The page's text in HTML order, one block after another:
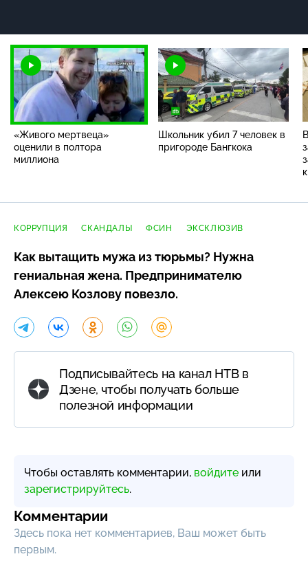
«Живого мертвеца»
оценили в полтора
миллиона
Школьник убил 7 человек в
пригороде Бангкока
КОРРУПЦИЯ СКАНДАЛЫ ФСИН ЭКСКЛЮЗИВ
Как вытащить мужа из тюрьмы? Нужна
гениальная жена. Предпринимателю
Алексею Козлову повезло.
Подписывайтесь на канал НТВ в
Дзене, чтобы получать больше
полезной информации
Чтобы оставлять комментарии, войдите или
зарегистрируйтесь.
Комментарии
Здесь пока нет комментариев, Ваш может быть
первым.